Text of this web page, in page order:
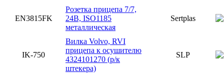
EN3815FK
Розетка прицепа 7/7,
24В, ISO1185
металлическая
Sertplas
IK-750
Вилка Volvo, RVI
прицепа к осушителю
4324101270 (р/к
штекера)
SLP